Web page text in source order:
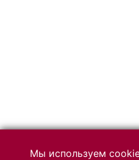
Мы используем